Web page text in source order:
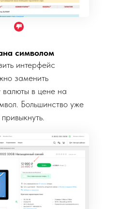
символом
интерфейс
заменить
валюты в цене на
Большинство уже